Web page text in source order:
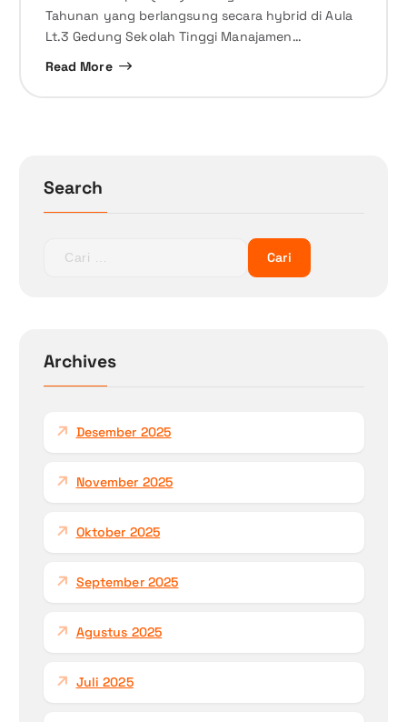
Tahunan yang berlangsung secara hybrid di Aula
Lt.3 Gedung Sekolah Tinggi Manajamen…
Read More
Search
n
tArchives
Desember 2025
November 2025
Oktober 2025
September 2025
Agustus 2025
Juli 2025